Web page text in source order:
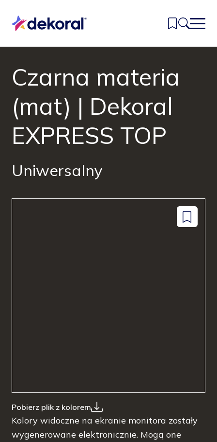
głównej
treści
Inspiracje
Kolory
Produkty
Znajdź sklep
Kontakt
Czarna materia
(mat) | Dekoral
EXPRESS TOP
Uniwersalny
Dodaj
do
Pobierz plik z kolorem
Kolory widoczne na ekranie monitora zostały
wygenerowane elektronicznie. Mogą one